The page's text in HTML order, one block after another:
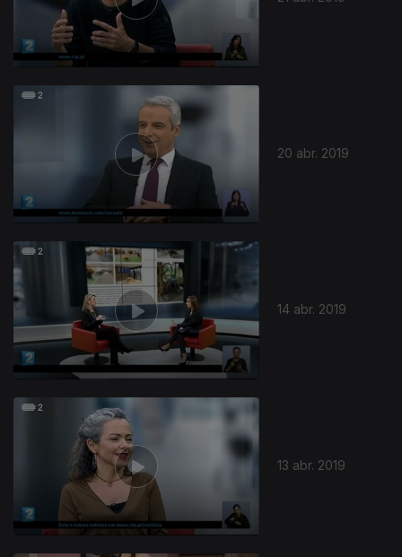
20 abr. 2019
14 abr. 2019
13 abr. 2019